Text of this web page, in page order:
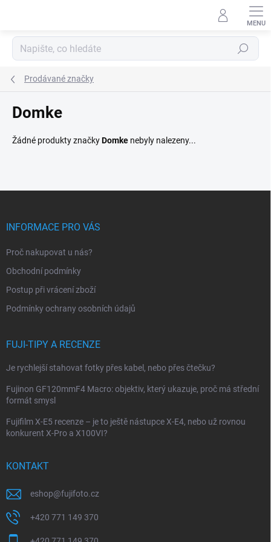
Hledat
Prodávané značky
Domke
Žádné produkty značkyDomke nebyly nalezeny...
INFORMACE PRO VÁS
Proč nakupovat u nás?
Obchodní podmínky
Postup při vrácení zboží
Podmínky ochrany osobních údajů
FUJI-TIPY A RECENZE
Je rychlejší stahovat fotky přes kabel, nebo přes čtečku?
Fujinon GF120mmF4 Macro: objektiv, který ukazuje, proč má střední
formát smysl
Fujifilm X-E5 recenze – je to ještě nástupce X-E4, nebo už rovnou
konkurent X-Pro a X100VI?
KONTAKT
eshop@fujifoto.cz
+420 771 149 370